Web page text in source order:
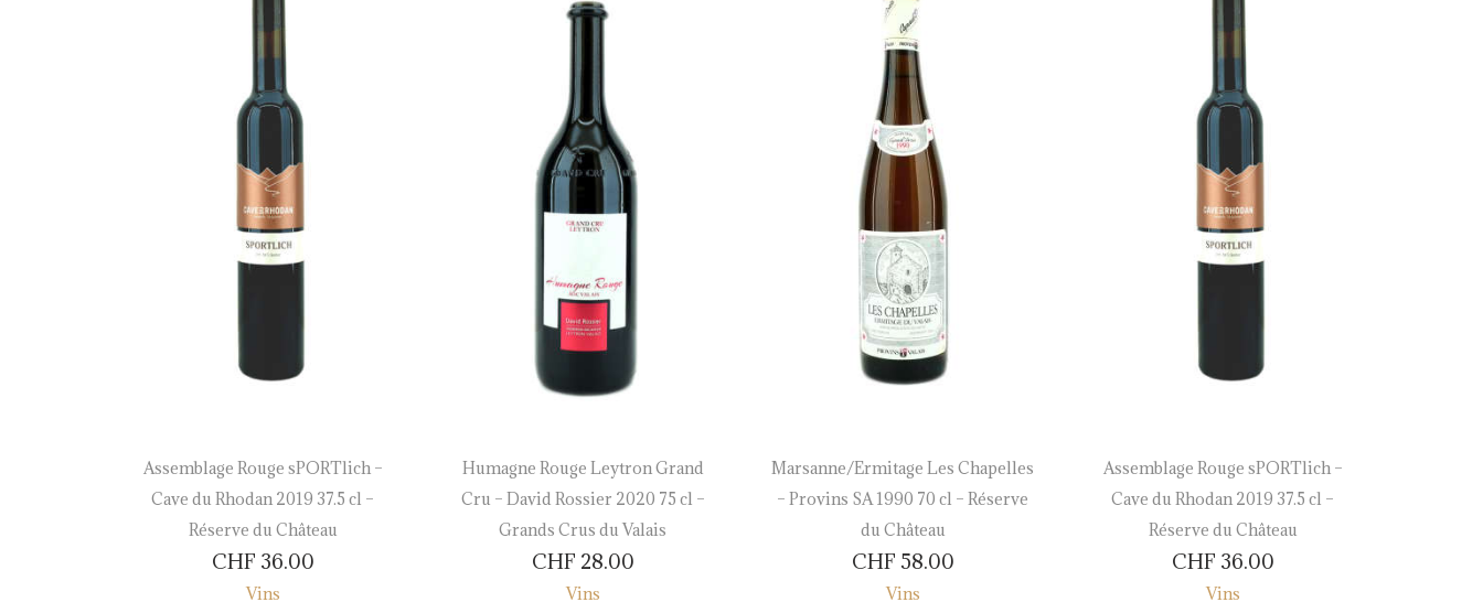
Assemblage Rouge sPORTlich –
Cave du Rhodan 2019 37.5 cl –
Réserve du Château
CHF 36.00
Vins
Humagne Rouge Leytron Grand
Cru – David Rossier 2020 75 cl –
Grands Crus du Valais
CHF 28.00
Vins
Marsanne/Ermitage Les Chapelles
– Provins SA 1990 70 cl – Réserve
du Château
CHF 58.00
Vins
Assemblage Rouge sPORTlich –
Cave du Rhodan 2019 37.5 cl –
Réserve du Château
CHF 36.00
Vins